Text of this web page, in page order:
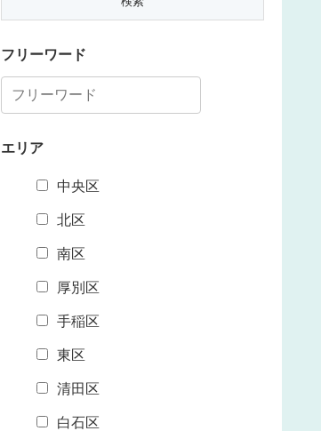
フリーワード
エリア
中央区
北区
南区
厚別区
手稲区
東区
清田区
白石区